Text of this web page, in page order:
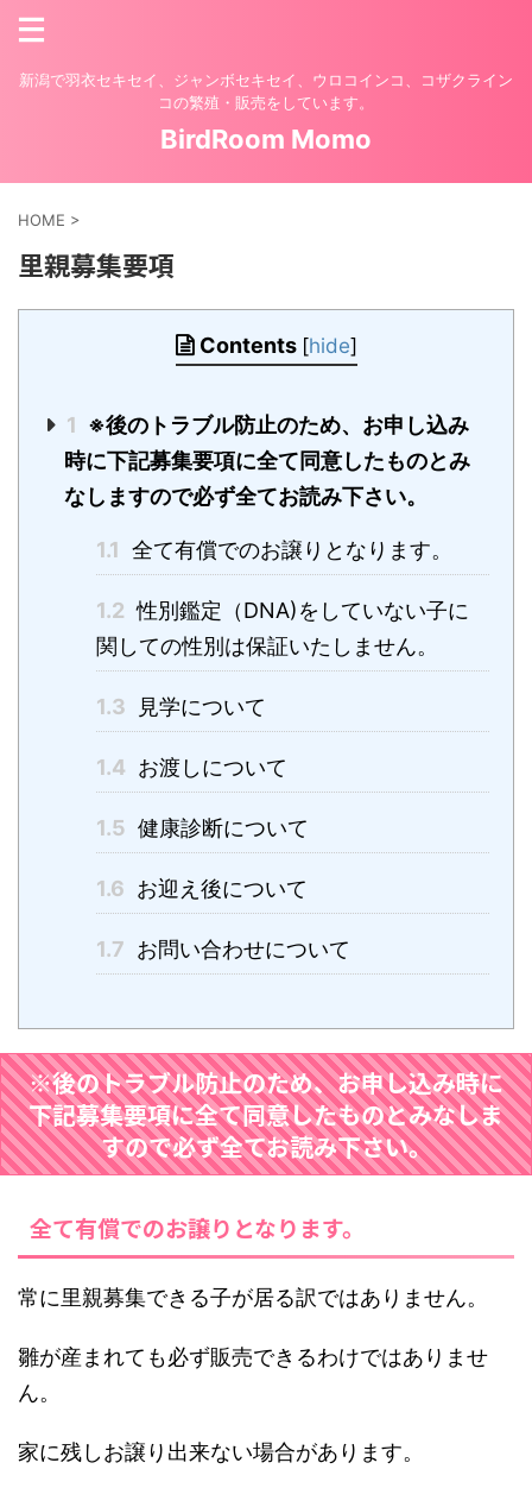
新潟で羽衣セキセイ、ジャンボセキセイ、ウロコインコ、コザクライン
コの繁殖・販売をしています。
BirdRoom Momo
HOME >
里親募集要項
Contents [hide]
1 ※後のトラブル防止のため、お申し込み
時に下記募集要項に全て同意したものとみ
なしますので必ず全てお読み下さい。
1.1 全て有償でのお譲りとなります。
1.2 性別鑑定（DNA)をしていない子に
関しての性別は保証いたしません。
1.3 見学について
1.4 お渡しについて
1.5 健康診断について
1.6 お迎え後について
1.7 お問い合わせについて
※後のトラブル防止のため、お申し込み時に
下記募集要項に全て同意したものとみなしま
すので必ず全てお読み下さい。
全て有償でのお譲りとなります。
常に里親募集できる子が居る訳ではありません。
雛が産まれても必ず販売できるわけではありませ
ん。
家に残しお譲り出来ない場合があります。